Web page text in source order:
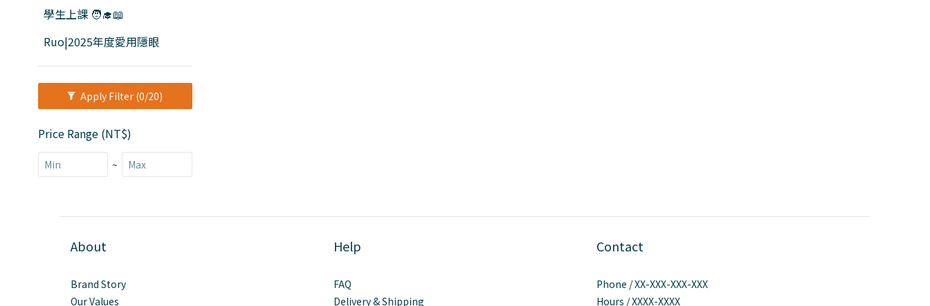
學生上課 🧑‍🎓📖
Ruo|2025年度愛用隱眼
Apply Filter (0/20)
Price Range (NT$)
~
About
Brand Story
Our Values
Help
FAQ
Delivery & Shipping
Contact
Phone / XX-XXX-XXX-XXX
Hours / XXXX-XXXX